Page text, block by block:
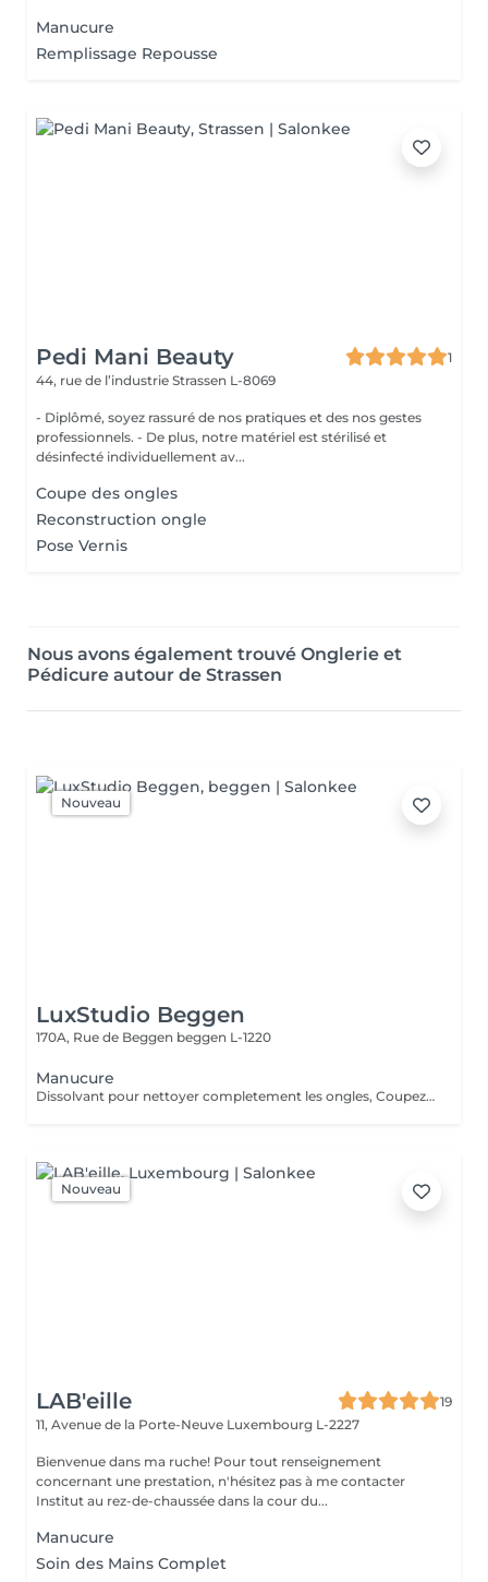
Manucure
Remplissage Repousse
Pedi Mani Beauty
1
44, rue de l’industrie Strassen L-8069
- Diplômé, soyez rassuré de nos pratiques et des nos gestes
professionnels. - De plus, notre matériel est stérilisé et
désinfecté individuellement av...
Coupe des ongles
Reconstruction ongle
Pose Vernis
Nous avons également trouvé Onglerie et
Pédicure autour de Strassen
Nouveau
LuxStudio Beggen
170A, Rue de Beggen beggen L-1220
Manucure
Dissolvant pour nettoyer completement les ongles, Coupez et Modelez les ongles avec une lime, Mouillez les mains quelques minutes pour ramollir les cuticules, Pousses les Cuticules avec batone pour repousser doucement vers l'arrière et coupez les excès, Hydratez les Mains avec crème et les cuticules pour maintenir la peau douce, Appliquez une base transparent pour protéger les ongles. Attendez suffisamment de tempos pour sèche.
Nouveau
LAB'eille
19
11, Avenue de la Porte-Neuve Luxembourg L-2227
Bienvenue dans ma ruche! Pour tout renseignement
concernant une prestation, n'hésitez pas à me contacter
Institut au rez-de-chaussée dans la cour du...
Manucure
Soin des Mains Complet